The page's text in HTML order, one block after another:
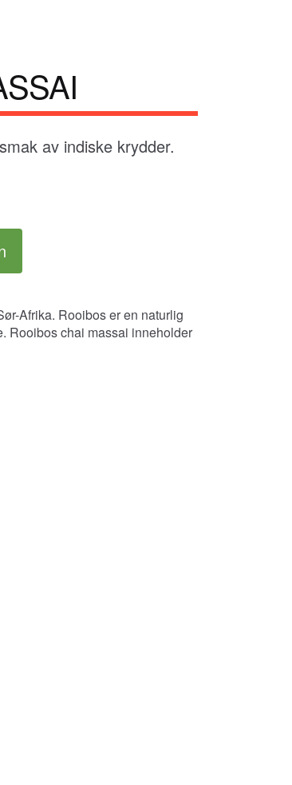
av indiske krydder.
Afrika. Rooibos er en naturlig
Rooibos chai massai inneholder